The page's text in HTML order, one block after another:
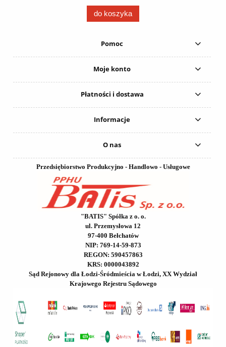
do koszyka
Pomoc
Moje konto
Płatności i dostawa
Informacje
O nas
Przedsiębiorstwo Produkcyjno - Handlowo - Usługowe
"BATIS" Spółka z o. o.
ul. Przemysłowa 12
97-400 Bełchatów
NIP: 769-14-59-873
REGON: 590457863
KRS: 0000043892
Sąd Rejonowy dla Łodzi-Śródmieścia w Łodzi, XX Wydział
Krajowego Rejestru Sądowego